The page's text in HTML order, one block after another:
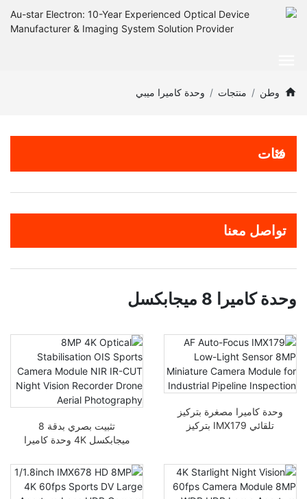
وطن منتجات وحدة كاميرا ميبي
فئات
تواصل معنا
وحدة كاميرا 8 ميجابكسل
وحدة كاميرا مصغرة بتركيز
تلقائي IMX179 بتركيز
الأنابيب الصناعية
تثبيت بصري بدقة 8
ميجابكسل 4K وحدة كاميرا
الليلية NIR IR-cut تصوير
جوي للطائرة بدون طيار